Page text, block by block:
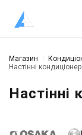
Магазин
Настінні
Настінні